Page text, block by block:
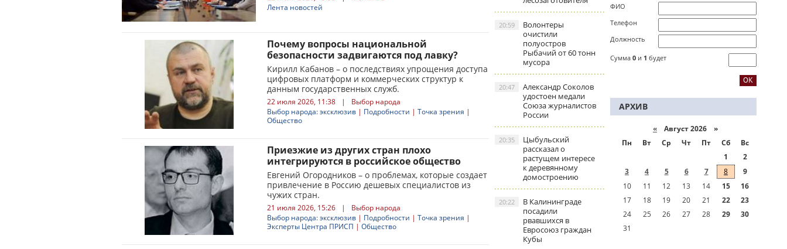
Лента новостей
Почему вопросы национальной
безопасности задвигаются под лавку?
Кирилл Кабанов – о последствиях упрощения доступа
цифровых платформ и коммерческих структур к
данным государственных служб.
22 июля 2026, 11:38 |
Выбор народа
Выбор народа: эксклюзив | Подробности | Точка зрения |
Общество
Приезжие из других стран плохо
интегрируются в российское общество
Евгений Огородников – о проблемах, которые создает
привлечение в Россию дешевых специалистов из
чужих стран.
21 июля 2026, 15:26 |
Выбор народа
Выбор народа: эксклюзив | Подробности | Точка зрения |
Эксперты Центра ПРИСП | Общество
Волонтеры
очистили
полуостров
Рыбачий от 60 тонн
мусора
20:59
Александр Соколов
удостоен медали
Союза журналистов
России
20:47
Цыбульский
рассказал о
растущем интересе
к деревянному
домостроению
20:35
В Калининграде
посадили
рвавшихся в
Евросоюз граждан
Кубы
20:22
ФИО
Телефон
Должность
Сумма 0 и 1 будет
АРХИВ
« Август 2026 »
Пн
Вт Ср Чт Пт Сб
Вс
1
2
3
4 5 6 7 8
9
10
11 12 13 14 15
16
17
18 19 20 21 22
23
24
25 26 27 28 29
30
31